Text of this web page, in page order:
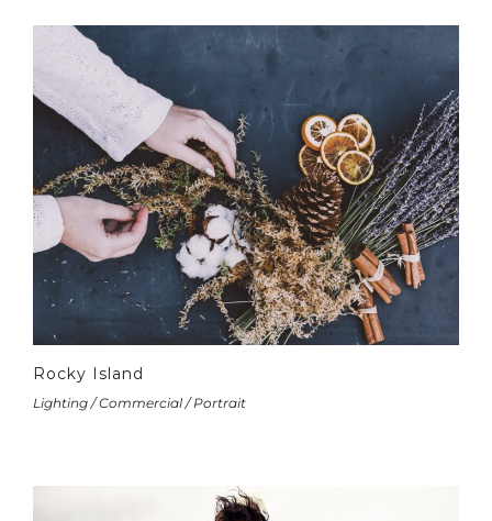
Rocky Island
Lighting / Commercial / Portrait